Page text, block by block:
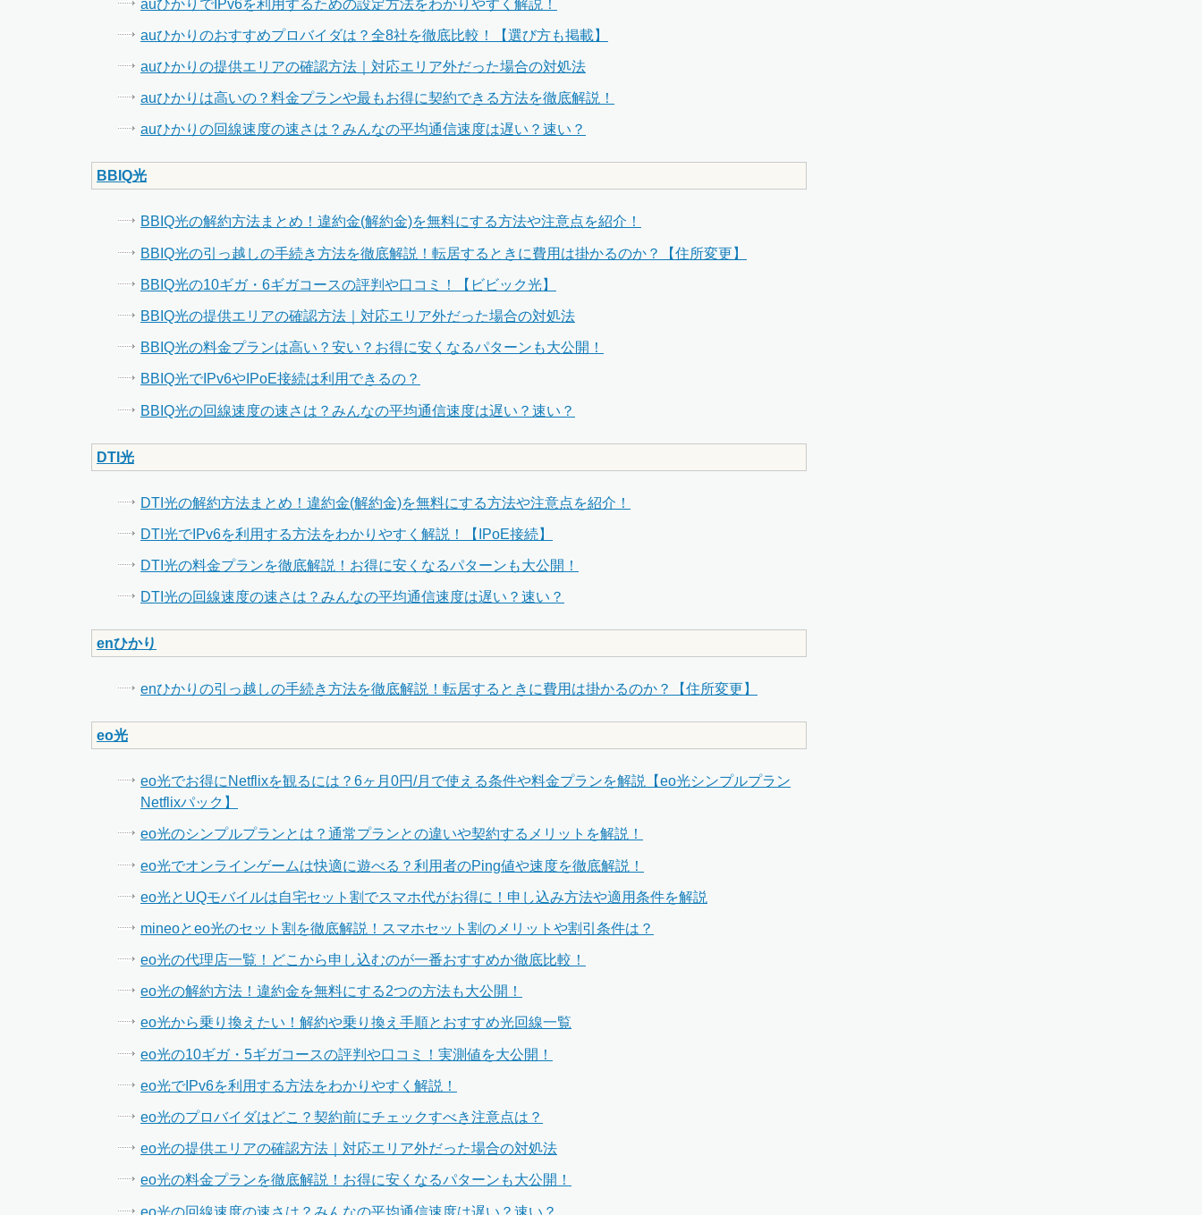
auひかりでIPv6を利用するための設定方法をわかりやすく解説！
auひかりのおすすめプロバイダは？全8社を徹底比較！【選び方も掲載】
auひかりの提供エリアの確認方法｜対応エリア外だった場合の対処法
auひかりは高いの？料金プランや最もお得に契約できる方法を徹底解説！
auひかりの回線速度の速さは？みんなの平均通信速度は遅い？速い？
BBIQ光
BBIQ光の解約方法まとめ！違約金(解約金)を無料にする方法や注意点を紹介！
BBIQ光の引っ越しの手続き方法を徹底解説！転居するときに費用は掛かるのか？【住所変更】
BBIQ光の10ギガ・6ギガコースの評判や口コミ！【ビビック光】
BBIQ光の提供エリアの確認方法｜対応エリア外だった場合の対処法
BBIQ光の料金プランは高い？安い？お得に安くなるパターンも大公開！
BBIQ光でIPv6やIPoE接続は利用できるの？
BBIQ光の回線速度の速さは？みんなの平均通信速度は遅い？速い？
DTI光
DTI光の解約方法まとめ！違約金(解約金)を無料にする方法や注意点を紹介！
DTI光でIPv6を利用する方法をわかりやすく解説！【IPoE接続】
DTI光の料金プランを徹底解説！お得に安くなるパターンも大公開！
DTI光の回線速度の速さは？みんなの平均通信速度は遅い？速い？
enひかり
enひかりの引っ越しの手続き方法を徹底解説！転居するときに費用は掛かるのか？【住所変更】
eo光
eo光でお得にNetflixを観るには？6ヶ月0円/月で使える条件や料金プランを解説【eo光シンプルプラン
Netflixパック】
eo光のシンプルプランとは？通常プランとの違いや契約するメリットを解説！
eo光でオンラインゲームは快適に遊べる？利用者のPing値や速度を徹底解説！
eo光とUQモバイルは自宅セット割でスマホ代がお得に！申し込み方法や適用条件を解説
mineoとeo光のセット割を徹底解説！スマホセット割のメリットや割引条件は？
eo光の代理店一覧！どこから申し込むのが一番おすすめか徹底比較！
eo光の解約方法！違約金を無料にする2つの方法も大公開！
eo光から乗り換えたい！解約や乗り換え手順とおすすめ光回線一覧
eo光の10ギガ・5ギガコースの評判や口コミ！実測値を大公開！
eo光でIPv6を利用する方法をわかりやすく解説！
eo光のプロバイダはどこ？契約前にチェックすべき注意点は？
eo光の提供エリアの確認方法｜対応エリア外だった場合の対処法
eo光の料金プランを徹底解説！お得に安くなるパターンも大公開！
eo光の回線速度の速さは？みんなの平均通信速度は遅い？速い？